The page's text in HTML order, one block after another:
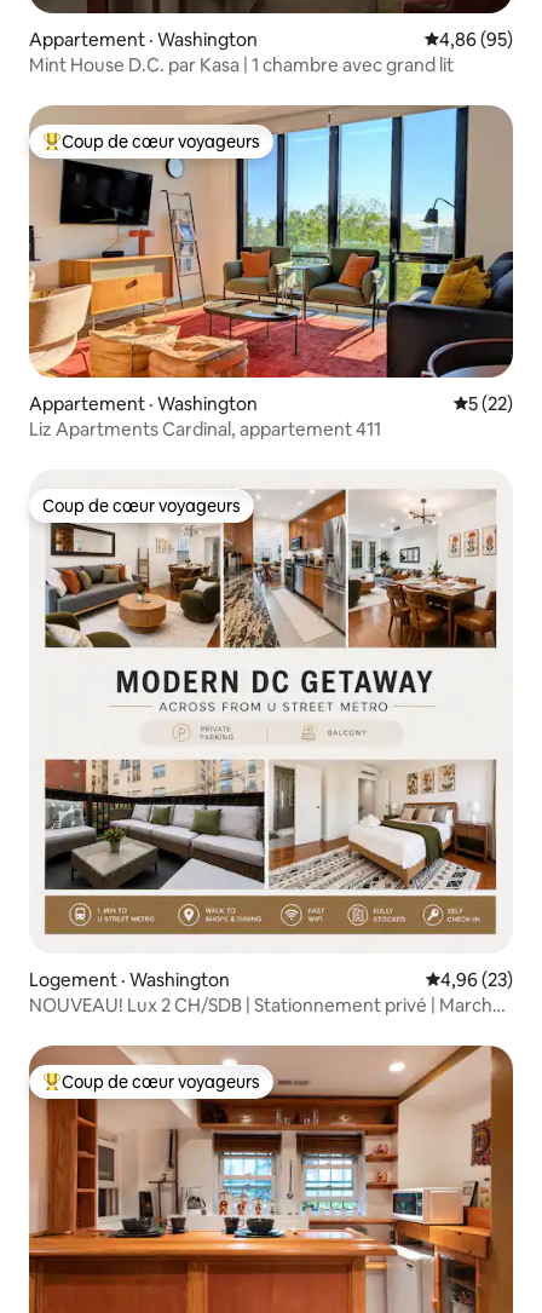
Appartement · Washington Note
4,86 (95)
Mint House D.C. par Kasa | 1 chambre avec grand lit
Coup de cœur voyageurs parmi les plus aimés
Coup de cœur voyageurs
Appartement · Washington Note
5 (22)
Liz Apartments Cardinal, appartement 411
Coup de cœur voyageurs
Coup de cœur voyageurs
Logement · Washington Note
4,96 (23)
NOUVEAU! Lux 2 CH/SDB | Stationnement privé | Marchez
Coup de cœur voyageurs parmi les plus aimés
Coup de cœur voyageurs